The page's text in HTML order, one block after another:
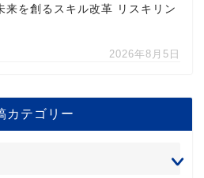
来を創るスキル改革 リスキリン
2026年8月5日
カテゴリー